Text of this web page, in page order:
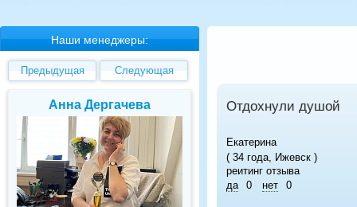
Наши менеджеры:
Предыдущая Следующая
Анна Дергачева Елена
Отдохнули душой
Екатерина
( 34 года, Ижевск )
реитинг отзыва
да
0 нет 0